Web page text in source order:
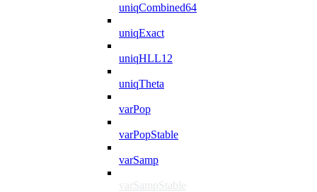
uniqCombined64
uniqExact
uniqHLL12
uniqTheta
varPop
varPopStable
varSamp
varSampStable